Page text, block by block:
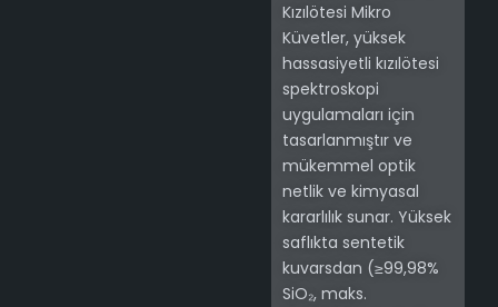
Kızılötesi Mikro
Küvetler, yüksek
hassasiyetli kızılötesi
spektroskopi
uygulamaları için
tasarlanmıştır ve
mükemmel optik
netlik ve kimyasal
kararlılık sunar. Yüksek
saflıkta sentetik
kuvarsdan (≥99,98%
SiO₂, maks.